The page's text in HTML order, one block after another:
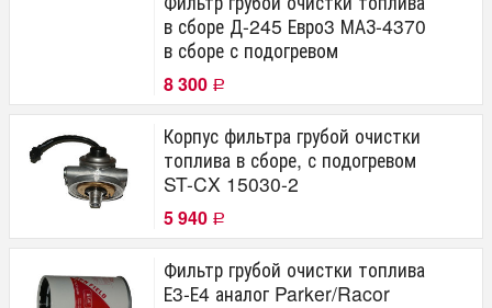
в сборе Д-245 Евро3 МАЗ-4370
в сборе с подогревом
8 300 Р
Корпус фильтра грубой очистки
топлива в сборе, с подогревом
ST-CX 15030-2
5 940 Р
Фильтр грубой очистки топлива
Е3-Е4 аналог Parker/Racor